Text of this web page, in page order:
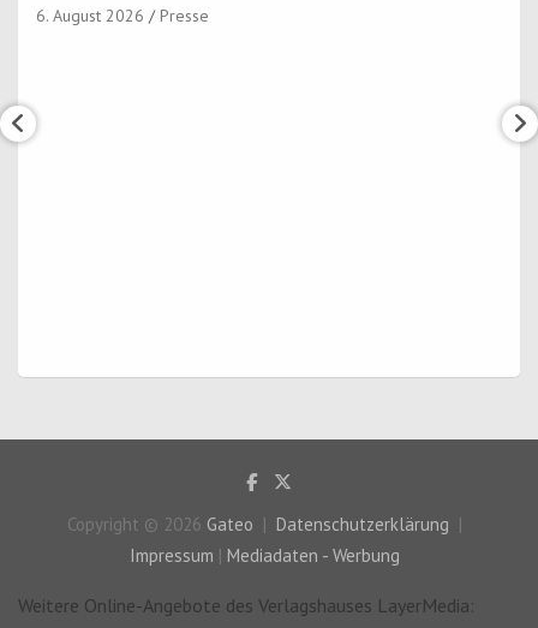
6. August 2026 Presse
Copyright © 2026 Gateo
Datenschutzerklärung
Impressum | Mediadaten - Werbung
Weitere Online-Angebote des Verlagshauses LayerMedia: